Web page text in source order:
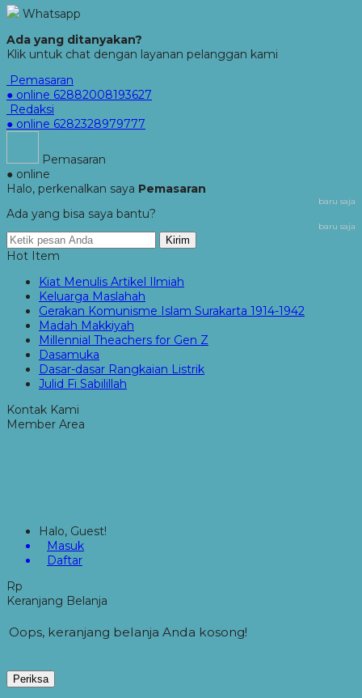
Whatsapp
Ada yang ditanyakan?
Klik untuk chat dengan layanan pelanggan kami
Pemasaran
● online 62882008193627
Redaksi
● online 6282328979777
Pemasaran
● online
Halo, perkenalkan saya Pemasaran
baru saja
Ada yang bisa saya bantu?
baru saja
Kirim
Hot Item
Kiat Menulis Artikel Ilmiah
Keluarga Maslahah
Gerakan Komunisme Islam Surakarta 1914-1942
Madah Makkiyah
Millennial Theachers for Gen Z
Dasamuka
Dasar-dasar Rangkaian Listrik
Julid Fi Sabilillah
Kontak Kami
Member Area
Halo, Guest!
Masuk
Daftar
Rp
Keranjang Belanja
Oops, keranjang belanja Anda kosong!
Periksa